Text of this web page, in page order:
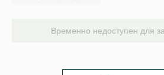
Временно недоступен для